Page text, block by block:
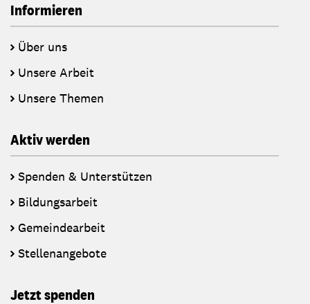
Informieren
Über uns
Unsere Arbeit
Unsere Themen
Aktiv werden
Spenden & Unterstützen
Bildungsarbeit
Gemeindearbeit
Stellenangebote
Jetzt spenden